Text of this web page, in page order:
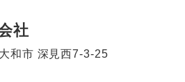
社
和市 深見西7-3-25